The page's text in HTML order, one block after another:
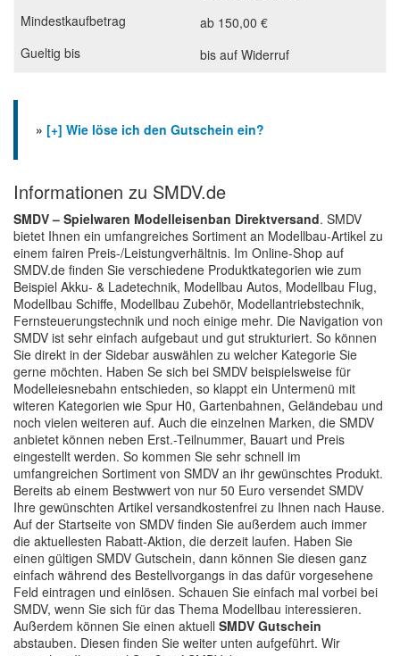
ab 150,00 €
bis auf Widerruf
» [+] Wie löse ich den Gutschein ein?
Informationen zu SMDV.de
SMDV – Spielwaren Modelleisenban Direktversand. SMDV
bietet Ihnen ein umfangreiches Sortiment an Modellbau-Artikel zu
einem fairen Preis-/Leistungverhältnis. Im Online-Shop auf
SMDV.de finden Sie verschiedene Produktkategorien wie zum
Beispiel Akku- & Ladetechnik, Modellbau Autos, Modellbau Flug,
Modellbau Schiffe, Modellbau Zubehör, Modellantriebstechnik,
Fernsteuerungstechnik und noch einige mehr. Die Navigation von
SMDV ist sehr einfach aufgebaut und gut strukturiert. So können
Sie direkt in der Sidebar auswählen zu welcher Kategorie Sie
gerne möchten. Haben Se sich bei SMDV beispielsweise für
Modelleiesnebahn entschieden, so klappt ein Untermenü mit
witeren Kategorien wie Spur H0, Gartenbahnen, Geländebau und
noch vielen weiteren auf. Auch die einzelnen Marken, die SMDV
anbietet können neben Erst.-Teilnummer, Bauart und Preis
eingestellt werden. So kommen Sie sehr schnell im
umfangreichen Sortiment von SMDV an ihr gewünschtes Produkt.
Bereits ab einem Bestwwert von nur 50 Euro versendet SMDV
Ihre gewünschten Artikel versandkostenfrei zu Ihnen nach Hause.
Auf der Startseite von SMDV finden Sie außerdem auch immer
die aktuellesten Rabatt-Aktion, die derzeit laufen. Haben Sie
einen gültigen SMDV Gutschein, dann können Sie diesen ganz
einfach während des Bestellvorgangs in das dafür vorgesehene
Feld eintragen und einlösen. Schauen Sie einfach mal vorbei bei
SMDV, wenn Sie sich für das Thema Modellbau interessieren.
Außerdem können Sie einen aktuell SMDV Gutschein
abstauben. Diesen finden Sie weiter unten aufgeführt. Wir